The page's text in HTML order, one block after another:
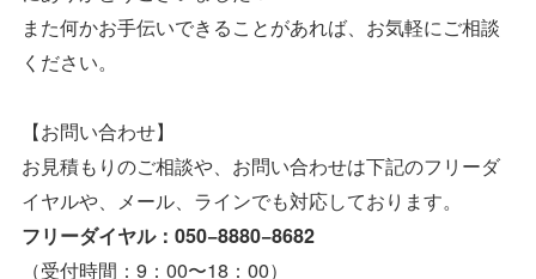
また何かお手伝いできることがあれば、お気軽にご相談
ください。
【お問い合わせ】
お見積もりのご相談や、お問い合わせは下記のフリーダ
イヤルや、メール、ラインでも対応しております。
フリーダイヤル：050−8880−8682
（受付時間：9：00〜18：00）